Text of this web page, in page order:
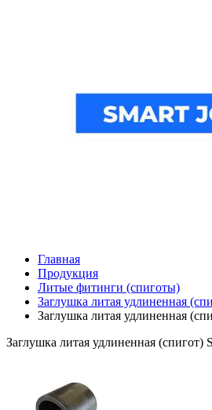
Главная
Продукция
Литые фитинги (спиготы)
Заглушка литая удлиненная
Заглушка литая удлиненная
Заглушка литая удлиненная (спигот)